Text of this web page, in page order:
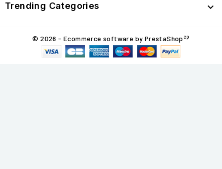
Trending Categories 
© 2026 - Ecommerce software by PrestaShop cp